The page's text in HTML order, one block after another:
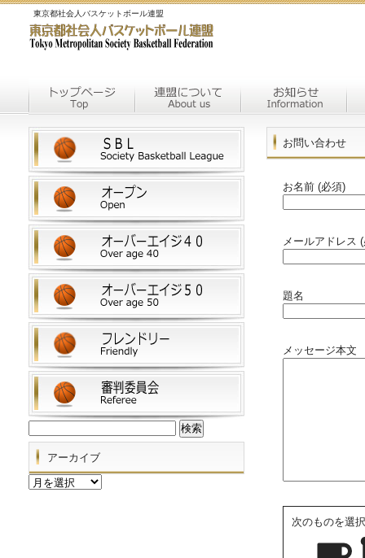
東京都社会人バスケットボール連盟
お問い合わせ
お名前 (必須)
メールアドレス
題名
メッセージ本文
次のものを選
索:
アーカイブ
ア